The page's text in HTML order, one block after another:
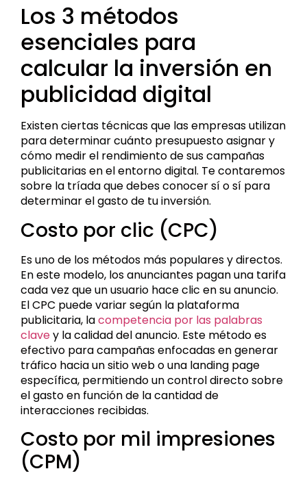
Los 3 métodos
esenciales para
calcular la inversión en
publicidad digital
Existen ciertas técnicas que las empresas utilizan
para determinar cuánto presupuesto asignar y
cómo medir el rendimiento de sus campañas
publicitarias en el entorno digital. Te contaremos
sobre la tríada que debes conocer sí o sí para
determinar el gasto de tu inversión.
Costo por clic (CPC)
Es uno de los métodos más populares y directos.
En este modelo, los anunciantes pagan una tarifa
cada vez que un usuario hace clic en su anuncio.
El CPC puede variar según la plataforma
publicitaria, lacompetencia por las palabras
clavey la calidad del anuncio. Este método es
efectivo para campañas enfocadas en generar
tráfico hacia un sitio web o una landing page
específica, permitiendo un control directo sobre
el gasto en función de la cantidad de
interacciones recibidas.
Costo por mil impresiones
(CPM)